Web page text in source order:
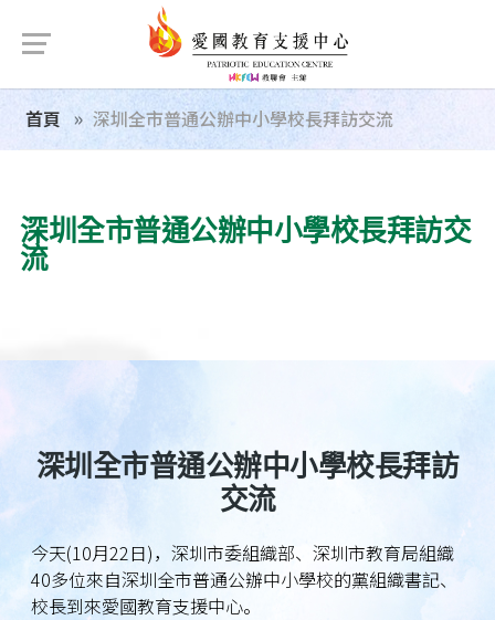
首頁 深圳全市普通公辦中小學校長拜訪交流
深圳全市普通公辦中小學校長拜訪交
流
深圳全市普通公辦中小學校長拜訪
交流
今天(10月22日)，深圳市委組織部、深圳市教育局組織
40多位來自深圳全市普通公辦中小學校的黨組織書記、
校長到來愛國教育支援中心。